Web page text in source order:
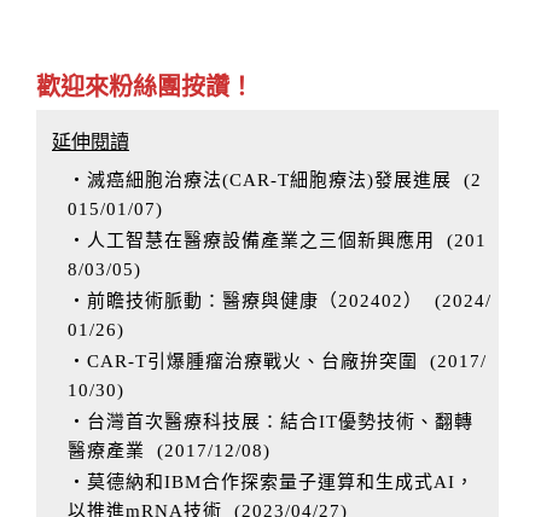
歡迎來粉絲團按讚！
延伸閱讀
‧滅癌細胞治療法(CAR-T細胞療法)發展進展 (2
015/01/07)
‧人工智慧在醫療設備產業之三個新興應用
(201
8/03/05)
‧前瞻技術脈動：醫療與健康（202402）
(2024/
01/26)
‧CAR-T引爆腫瘤治療戰火、台廠拚突圍
(2017/
10/30)
‧台灣首次醫療科技展：結合IT優勢技術、翻轉
醫療產業
(2017/12/08)
‧莫德納和IBM合作探索量子運算和生成式AI，
以推進mRNA技術 (2023/04/27)